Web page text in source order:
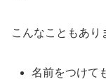
こんなこともあり
名前をつけて